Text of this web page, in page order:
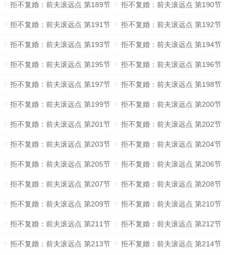
拒不复婚：前夫滚远点 第189节 拒不复婚：前夫滚远点 第190节
拒不复婚：前夫滚远点 第191节 拒不复婚：前夫滚远点 第192节
拒不复婚：前夫滚远点 第193节 拒不复婚：前夫滚远点 第194节
拒不复婚：前夫滚远点 第195节 拒不复婚：前夫滚远点 第196节
拒不复婚：前夫滚远点 第197节 拒不复婚：前夫滚远点 第198节
拒不复婚：前夫滚远点 第199节 拒不复婚：前夫滚远点 第200节
拒不复婚：前夫滚远点 第201节 拒不复婚：前夫滚远点 第202节
拒不复婚：前夫滚远点 第203节 拒不复婚：前夫滚远点 第204节
拒不复婚：前夫滚远点 第205节 拒不复婚：前夫滚远点 第206节
拒不复婚：前夫滚远点 第207节 拒不复婚：前夫滚远点 第208节
拒不复婚：前夫滚远点 第209节 拒不复婚：前夫滚远点 第210节
拒不复婚：前夫滚远点 第211节 拒不复婚：前夫滚远点 第212节
拒不复婚：前夫滚远点 第213节 拒不复婚：前夫滚远点 第214节